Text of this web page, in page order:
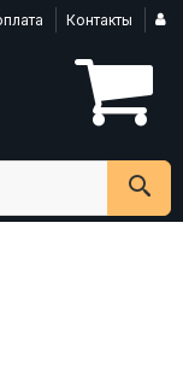
Контакты